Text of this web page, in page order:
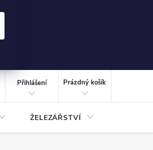
Přihlášení
KOŠÍK
Prázdný košík
ŽELEZÁŘSTVÍ